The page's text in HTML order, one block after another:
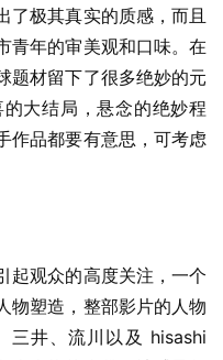
了极其真实的质感，而且
青年的审美观和口味。在
题材留下了很多绝妙的元
大结局，悬念的绝妙程
作品都要有意思，可考虑
起观众的高度关注，一个
物塑造，整部影片的人物
三井、流川以及 hisashi